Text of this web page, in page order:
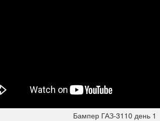
Бампер ГАЗ-3110 день 1